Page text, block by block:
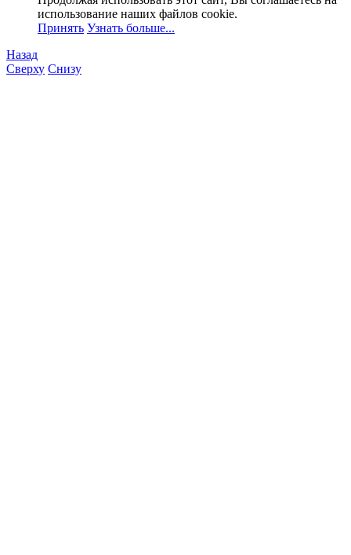
использование наших файлов cookie.
Принять Узнать больше...
Назад
Сверху Снизу